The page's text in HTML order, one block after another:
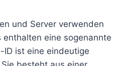
und Server verwenden
enthalten eine sogenannte
ID ist eine eindeutige